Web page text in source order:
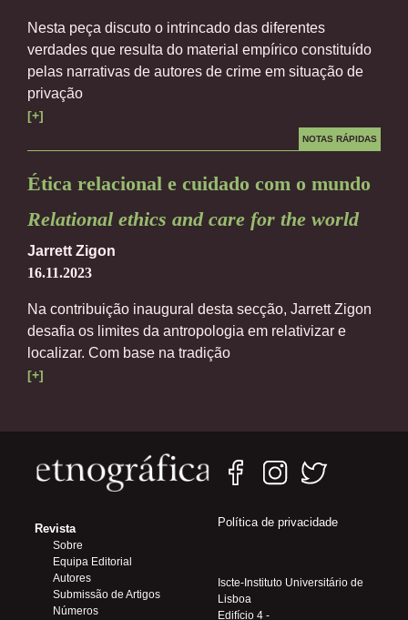
Nesta peça discuto o intrincado das diferentes
verdades que resulta do material empírico constituído
pelas narrativas de autores de crime em situação de
privação
[+]
NOTAS RÁPIDAS
Ética relacional e cuidado com o mundo
Relational ethics and care for the world
Jarrett Zigon
16.11.2023
Na contribuição inaugural desta secção, Jarrett Zigon
desafia os limites da antropologia em relativizar e
localizar. Com base na tradição
[+]
Revista
Sobre
Equipa Editorial
Autores
Submissão de Artigos
Números
Política de privacidade
Iscte-Instituto Universitário de
Lisboa
Edifício 4 -